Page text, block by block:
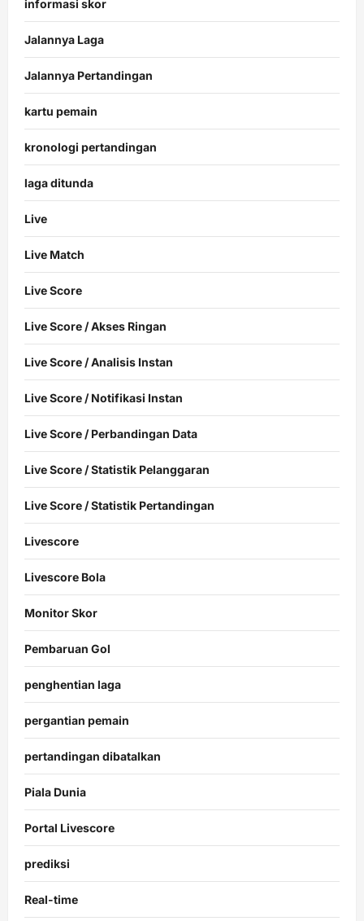
informasi skor
Jalannya Laga
Jalannya Pertandingan
kartu pemain
kronologi pertandingan
laga ditunda
Live
Live Match
Live Score
Live Score / Akses Ringan
Live Score / Analisis Instan
Live Score / Notifikasi Instan
Live Score / Perbandingan Data
Live Score / Statistik Pelanggaran
Live Score / Statistik Pertandingan
Livescore
Livescore Bola
Monitor Skor
Pembaruan Gol
penghentian laga
pergantian pemain
pertandingan dibatalkan
Piala Dunia
Portal Livescore
prediksi
Real-time